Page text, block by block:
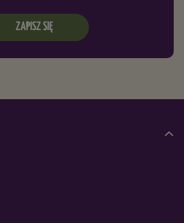
ZAPISZ SIĘ